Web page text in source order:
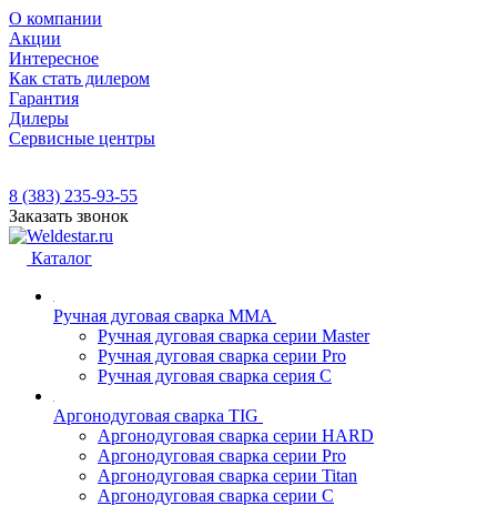
О компании
Акции
Интересное
Как стать дилером
Гарантия
Дилеры
Сервисные центры
8 (383) 235-93-55
Заказать звонок
Каталог
Ручная дуговая сварка MMA
Ручная дуговая сварка серии Master
Ручная дуговая сварка серии Pro
Ручная дуговая сварка серия С
Аргонодуговая сварка TIG
Аргонодуговая сварка серии HARD
Аргонодуговая сварка серии Pro
Аргонодуговая сварка серии Titan
Аргонодуговая сварка серии С